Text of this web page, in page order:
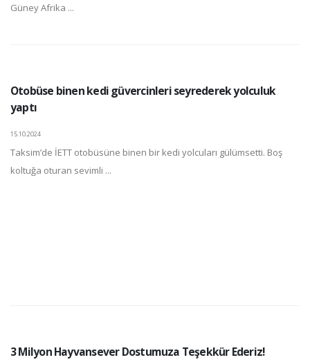
Güney Afrika ...
Otobüse binen kedi güvercinleri seyrederek yolculuk
yaptı
15.10.2024
Taksim’de İETT otobüsüne binen bir kedi yolcuları gülümsetti. Boş
koltuğa oturan sevimli ...
3 Milyon Hayvansever Dostumuza Teşekkür Ederiz!